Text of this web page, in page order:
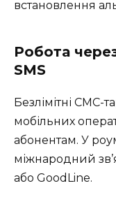
встановлення
Робота
SMS
Безлімітні СМС-
мобільних
абонентам. У
міжнародний
або GoodLine.